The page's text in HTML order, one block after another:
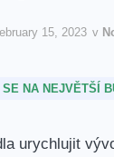
15, 2023 v
NA NEJVĚTŠÍ
urychlujit